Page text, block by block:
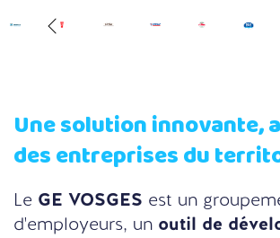
Une solution innovante,
des entreprises du
Le GE VOSGES est un
d'employeurs, un outil de